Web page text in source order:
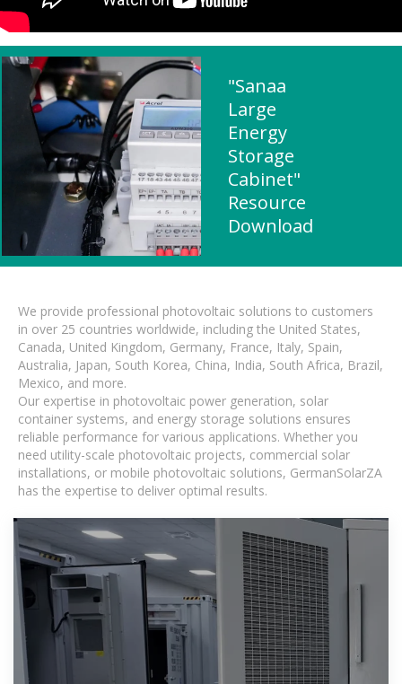
"Sanaa
Large
Energy
Storage
Cabinet"
Resource
Download
We provide professional photovoltaic solutions to customers
in over 25 countries worldwide, including the United States,
Canada, United Kingdom, Germany, France, Italy, Spain,
Australia, Japan, South Korea, China, India, South Africa, Brazil,
Mexico, and more.
Our expertise in photovoltaic power generation, solar
container systems, and energy storage solutions ensures
reliable performance for various applications. Whether you
need utility-scale photovoltaic projects, commercial solar
installations, or mobile photovoltaic solutions, GermanSolarZA
has the expertise to deliver optimal results.